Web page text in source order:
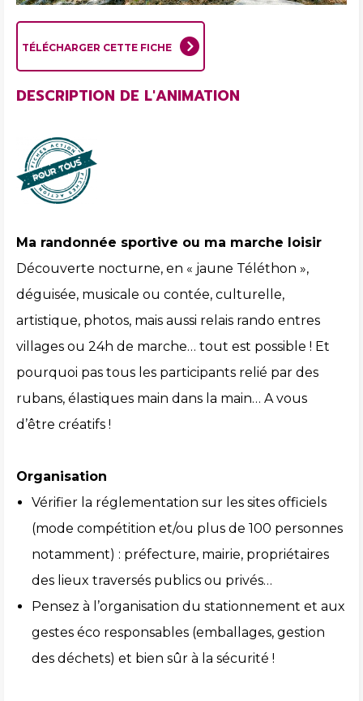
TÉLÉCHARGER CETTE FICHE
DESCRIPTION DE L'ANIMATION
Ma randonnée sportive ou ma marche loisir
Découverte nocturne, en « jaune Téléthon »,
déguisée, musicale ou contée, culturelle,
artistique, photos, mais aussi relais rando entres
villages ou 24h de marche… tout est possible ! Et
pourquoi pas tous les participants relié par des
rubans, élastiques main dans la main… A vous
d’être créatifs !
Organisation
Vérifier la réglementation sur les sites officiels
(mode compétition et/ou plus de 100 personnes
notamment) : préfecture, mairie, propriétaires
des lieux traversés publics ou privés…
Pensez à l’organisation du stationnement et aux
gestes éco responsables (emballages, gestion
des déchets) et bien sûr à la sécurité !